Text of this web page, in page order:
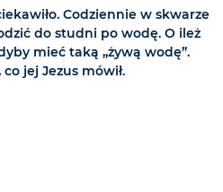
Codziennie w skwarze
do studni po wodę. O ileż
mieć taką „żywą wodę”.
jej Jezus mówił.